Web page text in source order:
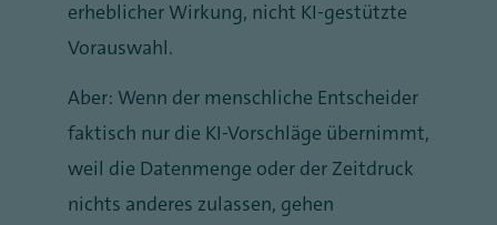
erheblicher Wirkung, nicht KI-gestützte
Vorauswahl.
Aber: Wenn der menschliche Entscheider
faktisch nur die KI-Vorschläge übernimmt,
weil die Datenmenge oder der Zeitdruck
nichts anderes zulassen, gehen